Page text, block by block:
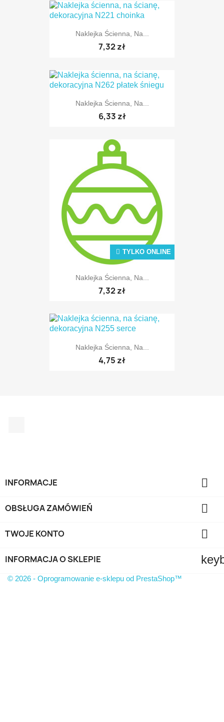
TYLKO ONLINE
Naklejka Ścienna, Na...
7,32 zł
TYLKO ONLINE
Naklejka Ścienna, Na...
6,33 zł
TYLKO ONLINE
Naklejka Ścienna, Na...
7,32 zł
TYLKO ONLINE
Naklejka Ścienna, Na...
4,75 zł
INFORMACJE 
OBSŁUGA ZAMÓWIEŃ 
TWOJE KONTO 
INFORMACJA O SKLEPIE
© 2026 - Oprogramowanie e-sklepu od PrestaShop™